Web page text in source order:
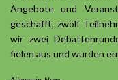
Angebote und
geschafft, zwölf
wir zwei
fielen aus und wurden